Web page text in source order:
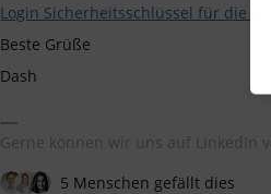
Login Sicherheitsschlüssel für die
Beste Grüße
Dash
Gerne können wir uns auf
5 Menschen gefällt dies